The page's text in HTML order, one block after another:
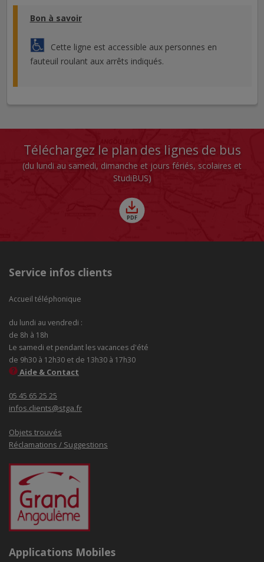
Bon à savoir
Cette ligne est accessible aux personnes en
fauteuil roulant aux arrêts indiqués.
Téléchargez le plan des lignes de bus
(du lundi au samedi, dimanche et jours fériés, scolaires et
StudiBUS)
Service infos clients
Accueil téléphonique
du lundi au vendredi :
de 8h à 18h
Le samedi et pendant les vacances d'été
de 9h30 à 12h30 et de 13h30 à 17h30
Aide & Contact
05 45 65 25 25
infos.clients@stga.fr
Objets trouvés
Réclamations / Suggestions
Applications Mobiles